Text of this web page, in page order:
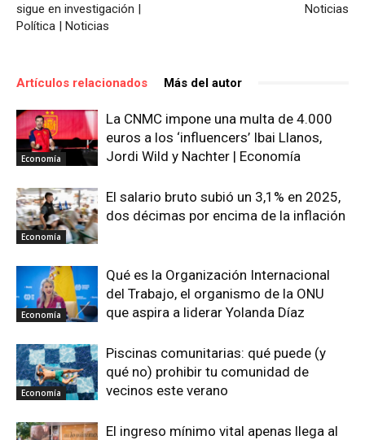
sigue en investigación |
Política | Noticias
Noticias
Artículos relacionados Más del autor
Economía
La CNMC impone una multa de 4.000
euros a los ‘influencers’ Ibai Llanos,
Jordi Wild y Nachter | Economía
Economía
El salario bruto subió un 3,1% en 2025,
dos décimas por encima de la inflación
Economía
Qué es la Organización Internacional
del Trabajo, el organismo de la ONU
que aspira a liderar Yolanda Díaz
Economía
Piscinas comunitarias: qué puede (y
qué no) prohibir tu comunidad de
vecinos este verano
El ingreso mínimo vital apenas llega al